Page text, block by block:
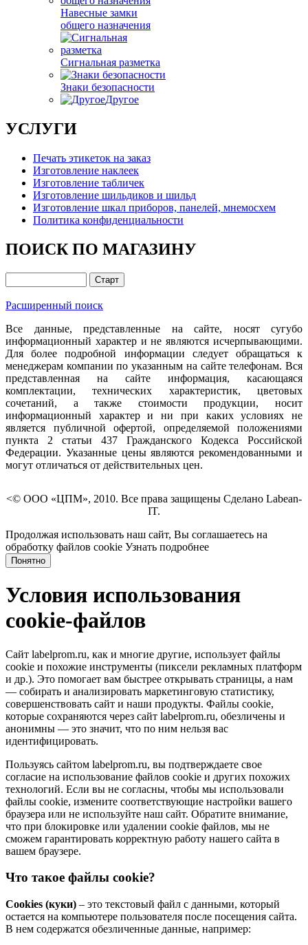
Навесные замки
общего назначения
Сигнальная разметка
Знаки безопасности
Другое
УСЛУГИ
Печать этикеток на заказ
Изготовление наклеек
Изготовление табличек
Изготовление шильдиков и шильд
Изготовление шкал приборов, панелей, мнемосхем
Политика конфиденциальности
ПОИСК ПО МАГАЗИНУ
Расширенный поиск
Все данные, представленные на сайте, носят сугубо
информационный характер и не являются исчерпывающими.
Для более подробной информации следует обращаться к
менеджерам компании по указанным на сайте телефонам. Вся
представленная на сайте информация, касающаяся
комплектации, технических характеристик, цветовых
сочетаний, а также стоимости продукции, носит
информационный характер и ни при каких условиях не
является публичной офертой, определяемой положениями
пункта 2 статьи 437 Гражданского Кодекса Российской
Федерации. Указанные цены являются рекомендованными и
могут отличаться от действительных цен.
<© ООО «ЦПМ», 2010. Все права защищены Сделано Labean-
IT.
Продолжая использовать наш сайт, Вы соглашаетесь на
обработку файлов cookie Узнать подробнее
Понятно
Условия использования
cookie-файлов
Сайт labelprom.ru, как и многие другие, использует файлы
cookie и похожие инструменты (пиксели рекламных платформ
и др.). Это помогает вам быстрее открывать страницы, а нам
— собирать и анализировать маркетинговую статистику,
совершенствовать сайт и наши продукты. Файлы сookie,
которые сохраняются через сайт labelprom.ru, обезличены и
анонимны — это значит, что по ним нельзя вас
идентифицировать.
Пользуясь сайтом labelprom.ru, вы подтверждаете свое
согласие на использование файлов cookie и других похожих
технологий. Если вы не согласны, чтобы мы использовали
файлы cookie, измените соответствующие настройки вашего
браузера или не используйте наш сайт. Обратите внимание,
что при блокировке или удалении cookie файлов, мы не
сможем гарантировать корректную работу нашего сайта в
вашем браузере.
Что такое файлы cookie?
Cookies (куки) – это текстовый файл с данными, который
остается на компьютере пользователя после посещения сайта.
В нем содержатся обезличенные данные, например: